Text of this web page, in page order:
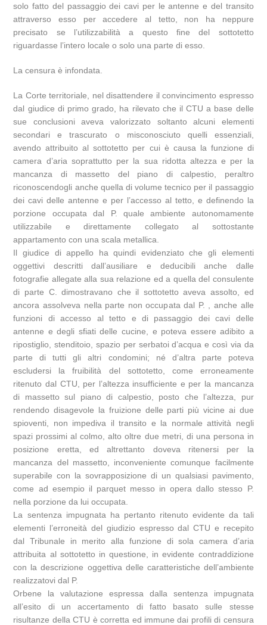
solo fatto del passaggio dei cavi per le antenne e del transito
attraverso esso per accedere al tetto, non ha neppure
precisato se l’utilizzabilità a questo fine del sottotetto
riguardasse l’intero locale o solo una parte di esso.
La censura è infondata.
La Corte territoriale, nel disattendere il convincimento espresso
dal giudice di primo grado, ha rilevato che il CTU a base delle
sue conclusioni aveva valorizzato soltanto alcuni elementi
secondari e trascurato o misconosciuto quelli essenziali,
avendo attribuito al sottotetto per cui è causa la funzione di
camera d’aria soprattutto per la sua ridotta altezza e per la
mancanza di massetto del piano di calpestio, peraltro
riconoscendogli anche quella di volume tecnico per il passaggio
dei cavi delle antenne e per l’accesso al tetto, e definendo la
porzione occupata dal P. quale ambiente autonomamente
utilizzabile e direttamente collegato al sottostante
appartamento con una scala metallica.
Il giudice di appello ha quindi evidenziato che gli elementi
oggettivi descritti dall’ausiliare e deducibili anche dalle
fotografie allegate alla sua relazione ed a quella del consulente
di parte C. dimostravano che il sottotetto aveva assolto, ed
ancora assolveva nella parte non occupata dal P. , anche alle
funzioni di accesso al tetto e di passaggio dei cavi delle
antenne e degli sfiati delle cucine, e poteva essere adibito a
ripostiglio, stenditoio, spazio per serbatoi d’acqua e così via da
parte di tutti gli altri condomini; né d’altra parte poteva
escludersi la fruibilità del sottotetto, come erroneamente
ritenuto dal CTU, per l’altezza insufficiente e per la mancanza
di massetto sul piano di calpestio, posto che l’altezza, pur
rendendo disagevole la fruizione delle parti più vicine ai due
spioventi, non impediva il transito e la normale attività negli
spazi prossimi al colmo, alto oltre due metri, di una persona in
posizione eretta, ed altrettanto doveva ritenersi per la
mancanza del massetto, inconveniente comunque facilmente
superabile con la sovrapposizione di un qualsiasi pavimento,
come ad esempio il parquet messo in opera dallo stesso P.
nella porzione da lui occupata.
La sentenza impugnata ha pertanto ritenuto evidente da tali
elementi l’erroneità del giudizio espresso dal CTU e recepito
dal Tribunale in merito alla funzione di sola camera d’aria
attribuita al sottotetto in questione, in evidente contraddizione
con la descrizione oggettiva delle caratteristiche dell’ambiente
realizzatovi dal P.
Orbene la valutazione espressa dalla sentenza impugnata
all’esito di un accertamento di fatto basato sulle stesse
risultanze della CTU è corretta ed immune dai profili di censura